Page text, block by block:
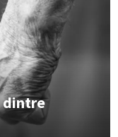
dintre